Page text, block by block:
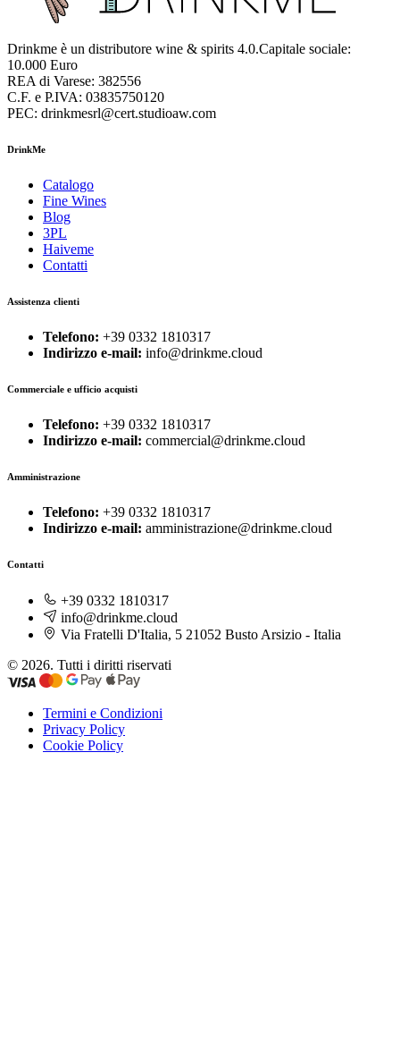
Drinkme è un distributore wine & spirits 4.0.Capitale sociale:
10.000 Euro
REA di Varese: 382556
C.F. e P.IVA: 03835750120
PEC: drinkmesrl@cert.studioaw.com
DrinkMe
Catalogo
Fine Wines
Blog
3PL
Haiveme
Contatti
Assistenza clienti
Telefono: +39 0332 1810317
Indirizzo e-mail: info@drinkme.cloud
Commerciale e ufficio acquisti
Telefono: +39 0332 1810317
Indirizzo e-mail: commercial@drinkme.cloud
Amministrazione
Telefono: +39 0332 1810317
Indirizzo e-mail: amministrazione@drinkme.cloud
Contatti
+39 0332 1810317
info@drinkme.cloud
Via Fratelli D'Italia, 5 21052 Busto Arsizio - Italia
© 2026. Tutti i diritti riservati
Termini e Condizioni
Privacy Policy
Cookie Policy